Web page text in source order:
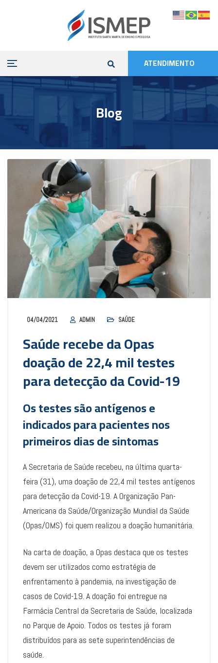
ATENDIMENTO
Blog
04/04/2021 ADMIN SAÚDE
Saúde recebe da Opas
doação de 22,4 mil testes
para detecção da Covid-19
Os testes são antígenos e
indicados para pacientes nos
primeiros dias de sintomas
A Secretaria de Saúde recebeu, na última quarta-
feira (31), uma doação de 22,4 mil testes antígenos
para detecção da Covid-19. A Organização Pan-
Americana da Saúde/Organização Mundial da Saúde
(Opas/OMS) foi quem realizou a doação humanitária.
Na carta de doação, a Opas destaca que os testes
devem ser utilizados como estratégia de
enfrentamento à pandemia, na investigação de
casos de Covid-19. A doação foi entregue na
Farmácia Central da Secretaria de Saúde, localizada
no Parque de Apoio. Todos os testes já foram
distribuídos para as sete superintendências de
saúde.